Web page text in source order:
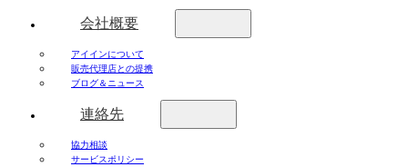
会社概要
アイインについて
販売代理店との提携
ブログ＆ニュース
連絡先
協力相談
サービスポリシー